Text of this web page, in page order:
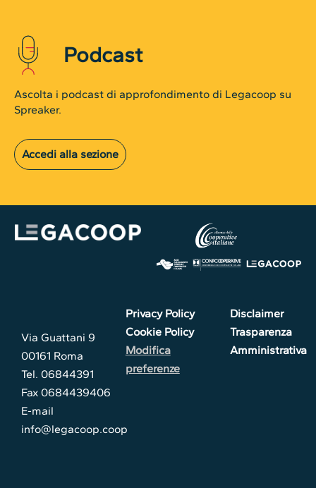
Podcast
Ascolta i podcast di approfondimento di Legacoop su
Spreaker.
Accedi alla sezione
Via Guattani 9
00161 Roma
Tel. 06844391
Fax 0684439406
E-mail
info@legacoop.coop
Privacy Policy
Cookie Policy
Modifica
preferenze
Disclaimer
Trasparenza
Amministrativa